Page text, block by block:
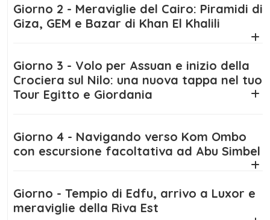
tour Egitto e Giordaniasi conclude con un
meritato relax sulle rive delMar Morto
galleggiare nelle acque terapeutiche e
goderti un’esperienza rigenerante prima del
rientro.
passato con il comfort del presente, questo
è guidato da esperti
selezionate, voli interni, trasporti comodi e
assistenza professionale in ogni tappa. Ogni
Giorno 2 - Meraviglie del Cairo: Piramidi di
Giza, GEM e Bazar di Khan El Khalili
Giorno 3 - Volo per Assuan e inizio della
Crociera sul Nilo: una nuova tappa nel tuo
Tour Egitto e Giordania
Giorno 4 - Navigando verso Kom Ombo
con escursione facoltativa ad Abu Simbel
Giorno - Tempio di Edfu, arrivo a Luxor e
meraviglie della Riva Est